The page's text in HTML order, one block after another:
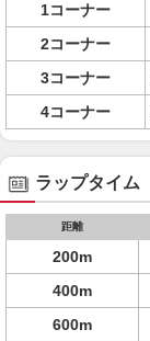
1コーナー
2コーナー
3コーナー
4コーナー
ラップタイム
距離
200m
400m
600m